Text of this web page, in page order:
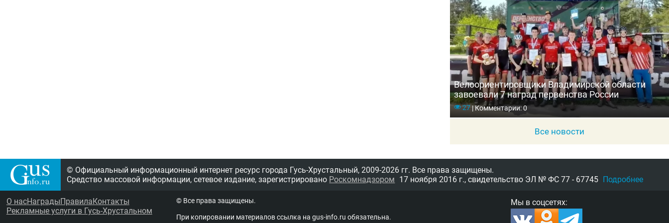
Велоориентировщики Владимирской области
завоевали 7 наград первенства России
27|Комментарии: 0
Все новости
© Официальный информационный интернет ресурс города Гусь-Хрустальный, 2009-2026 гг. Все права защищены.
Средство массовой информации, сетевое издание, зарегистрировано Роскомнадзором 17 ноября 2016 г., свидетельство ЭЛ № ФС 77 - 67745 Подробнее
Мы в соцсетях:
О насНаграды Правила Контакты
Рекламные услуги в Гусь-Хрустальном
© Все права защищены.
При копировании материалов ссыл­ка на gus-info.ru обя­за­тель­на.